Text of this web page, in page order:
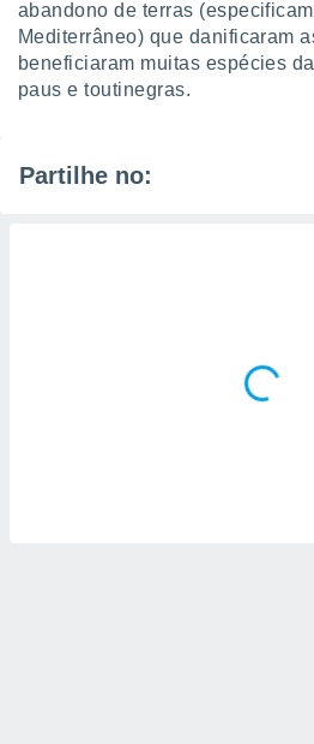
abandono de terras
Mediterrâneo) que danificaram
beneficiaram muitas espécies
paus e toutinegras.
Partilhe no: